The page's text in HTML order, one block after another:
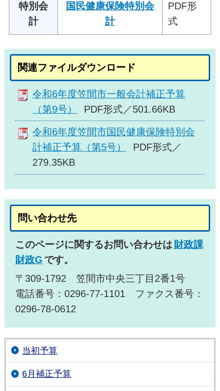
特別会
計
国民健康保険特別会
計
PDF形
式
関連ファイルダウンロード
令和6年度笠間市一般会計補正予算
（第9号）
PDF形式／501.66KB
令和6年度笠間市国民健康保険特別会
計補正予算（第5号）
PDF形式／
279.35KB
問い合わせ先
このページに関するお問い合わせは 財政課
財政G です。
〒309-1792 笠間市中央三丁目2番1号
電話番号：0296-77-1101 ファクス番号：
0296-78-0612
当初予算
6月補正予算